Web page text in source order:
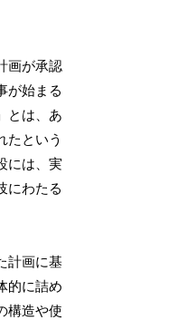
画が承認
が始まる
とは、あ
たという
には、実
にわたる
計画に基
的に詰め
構造や使